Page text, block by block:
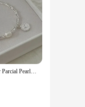
925 Sterling Silver Parcial Pearls Knots Charm Bracelet para Mulheres, Luxo Design Bead, Jóias Presente, Moda